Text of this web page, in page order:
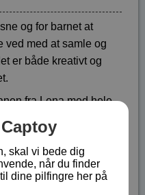
og for barnet at
ved med at samle og
er både kreativt og
fra Lena med hele
skal vi bede dig
når du finder
dine pilfingre her på